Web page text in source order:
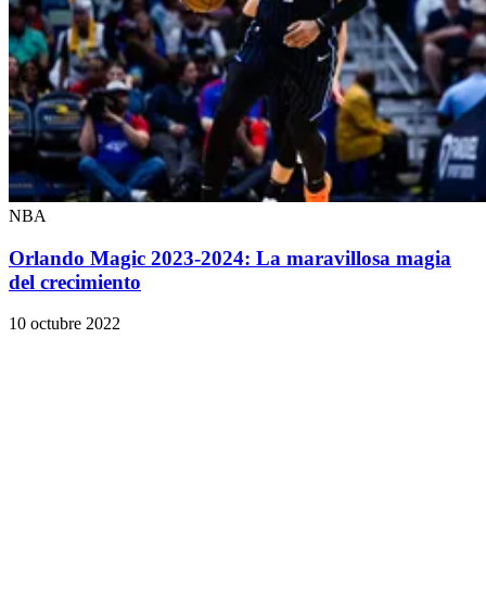
NBA
Orlando Magic 2023-2024: La maravillosa magia
del crecimiento
10 octubre 2022